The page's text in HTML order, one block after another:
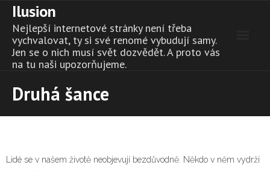
Skip
content
Ilusion
Nejlepší internetové stránky není třeba
vychvalovat, ty si své renomé vybudují samy.
Jen se o nich musí svět dozvědět. A proto vás
na tu naši upozorňujeme.
Druhá šance
Lidé se v našem životě neobjevují bezdůvodně. Někdo v něm vydrží